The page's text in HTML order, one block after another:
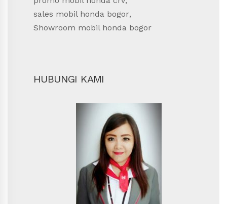
sales mobil honda bogor,
Showroom mobil honda bogor
HUBUNGI KAMI